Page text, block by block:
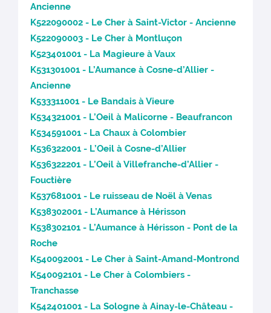
Ancienne
K522090002 - Le Cher à Saint-Victor - Ancienne
K522090003 - Le Cher à Montluçon
K523401001 - La Magieure à Vaux
K531301001 - L’Aumance à Cosne-d’Allier -
Ancienne
K533311001 - Le Bandais à Vieure
K534321001 - L’Oeil à Malicorne - Beaufrancon
K534591001 - La Chaux à Colombier
K536322001 - L’Oeil à Cosne-d’Allier
K536322201 - L’Oeil à Villefranche-d’Allier -
Fouctière
K537681001 - Le ruisseau de Noël à Venas
K538302001 - L’Aumance à Hérisson
K538302101 - L’Aumance à Hérisson - Pont de la
Roche
K540092001 - Le Cher à Saint-Amand-Montrond
K540092101 - Le Cher à Colombiers -
Tranchasse
K542401001 - La Sologne à Ainay-le-Château -